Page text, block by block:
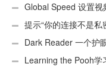
页）Global Speed 设置
提示“你的连接不是私
Dark Reader 一个护
Learning the Pooh学